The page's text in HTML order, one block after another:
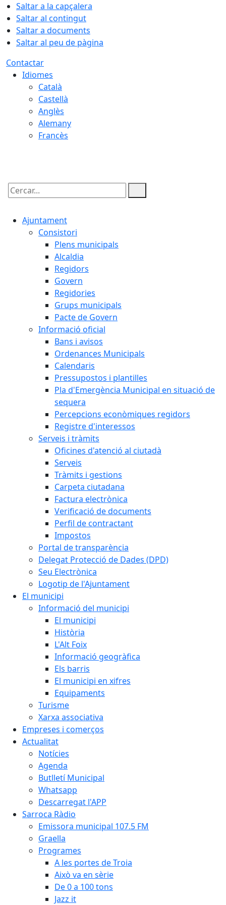
Saltar a la capçalera
Saltar al contingut
Saltar a documents
Saltar al peu de pàgina
Contactar
Idiomes
Català
Castellà
Anglès
Alemany
Francès
Cercar:
Ajuntament
Consistori
Plens municipals
Alcaldia
Regidors
Govern
Regidories
Grups municipals
Pacte de Govern
Informació oficial
Bans i avisos
Ordenances Municipals
Calendaris
Pressupostos i plantilles
Pla d'Emergència Municipal en situació de
sequera
Percepcions econòmiques regidors
Registre d'interessos
Serveis i tràmits
Oficines d'atenció al ciutadà
Serveis
Tràmits i gestions
Carpeta ciutadana
Factura electrònica
Verificació de documents
Perfil de contractant
Impostos
Portal de transparència
Delegat Protecció de Dades (DPD)
Seu Electrònica
Logotip de l'Ajuntament
El municipi
Informació del municipi
El municipi
Història
L'Alt Foix
Informació geogràfica
Els barris
El municipi en xifres
Equipaments
Turisme
Xarxa associativa
Empreses i comerços
Actualitat
Notícies
Agenda
Butlletí Municipal
Whatsapp
Descarregat l'APP
Sarroca Ràdio
Emissora municipal 107.5 FM
Graella
Programes
A les portes de Troia
Això va en sèrie
De 0 a 100 tons
Jazz it